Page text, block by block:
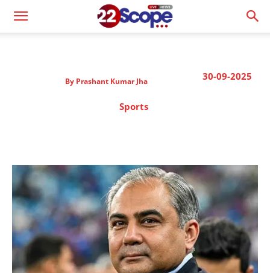
30-09-2025
By Prashant Kumar Jha
Sports